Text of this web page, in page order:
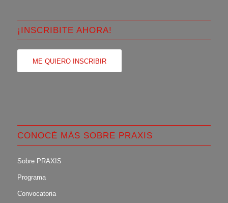
¡INSCRIBITE AHORA!
ME QUIERO INSCRIBIR
CONOCÉ MÁS SOBRE PRAXIS
Sobre PRAXIS
Programa
Convocatoria